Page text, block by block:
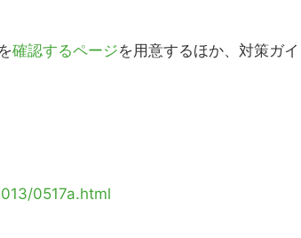
確認するページを用意するほか、対策ガ
0517a.html